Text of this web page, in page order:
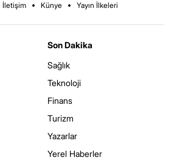
İletişim Künye Yayın İlkeleri
Son Dakika
Sağlık
Teknoloji
Finans
Turizm
Yazarlar
Yerel Haberler